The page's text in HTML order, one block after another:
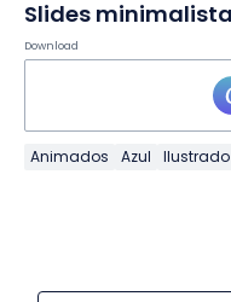
Download
Animados Azul Ilustrado